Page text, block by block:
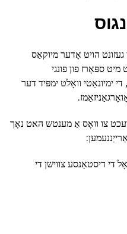
הויט אָדער מיוקאַס
ספּאָרז פון פונגי
ימיונאַטי וואָלט ימפּיד דער
צו וואָס אַ מענטש האט נאָך
די דיסטאַנסע צווישן די